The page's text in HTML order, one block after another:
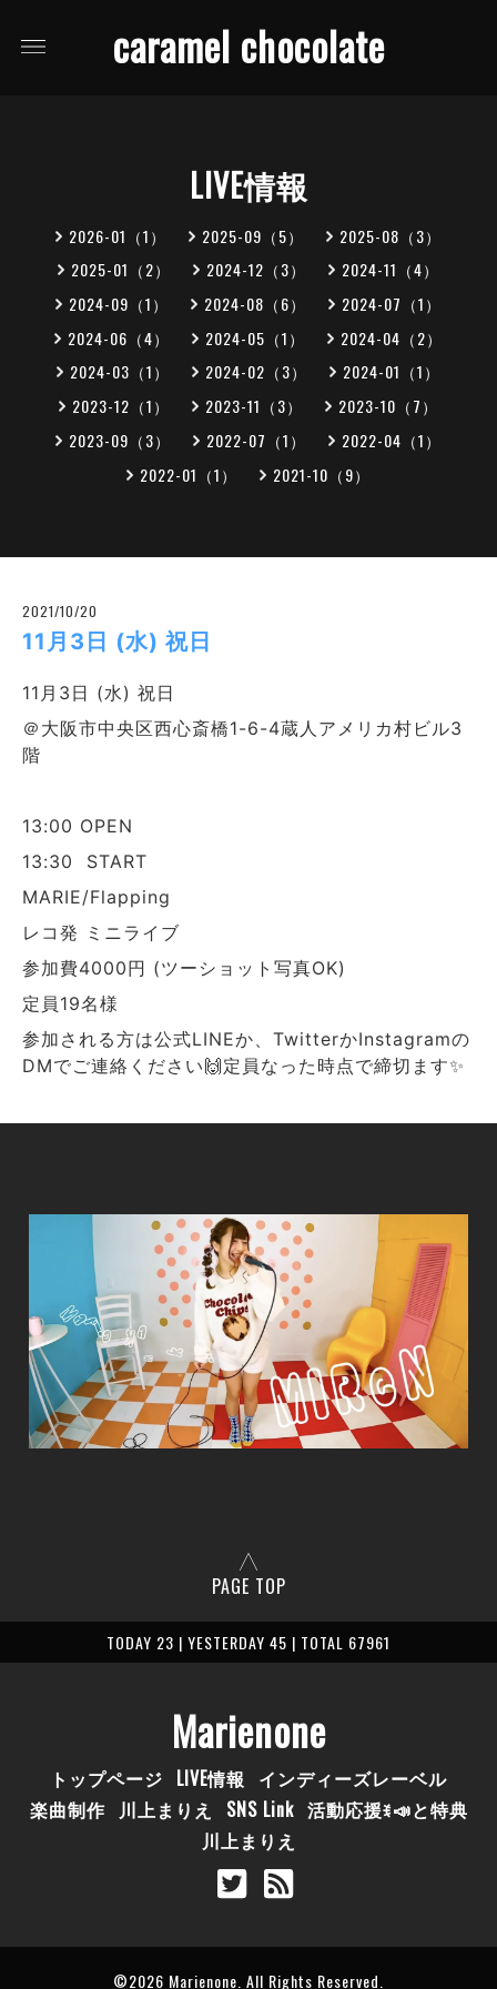
caramel chocolate
LIVE情報
2026-01（1） 2025-09（5）
2025-08（3）
2025-01（2）
2024-12（3）
2024-11（4）
2024-09（1）
2024-08（6）
2024-07（1）
2024-06（4）
2024-05（1）
2024-04（2）
2024-03（1）
2024-02（3）
2024-01（1）
2023-12（1）
2023-11（3）
2023-10（7）
2023-09（3）
2022-07（1）
2022-04（1）
2022-01（1）
2021-10（9）
2021/10/20
11月3日 (水) 祝日
11月3日 (水) 祝日
＠大阪市中央区西心斎橋1-6-4蔵人アメリカ村ビル3
階
13:00 OPEN
13:30 START
MARIE/Flapping
レコ発 ミニライブ
参加費4000円 (ツーショット写真OK)
定員19名様
参加される方は公式LINEか、TwitterかInstagramの
DMでご連絡ください🙌定員なった時点で締切ます✨
PAGE TOP
TODAY 23 | YESTERDAY 45 | TOTAL 67961
Marienone
トップページ LIVE情報
インディーズレーベル
楽曲制作
川上まりえ SNS Link 活動応援ꉂ📣と特典
川上まりえ
©2026 Marienone . All Rights Reserved.